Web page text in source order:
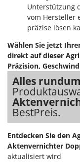
Unterstützung
vom Hersteller
präzise lösen
Wählen Sie jetzt
direkt auf dieser
Präzision,
Alles
BestPreis.
Entdecken Sie den
Aktenvernichter
aktualisiert wird